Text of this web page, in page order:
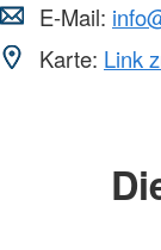
E-Mail:
Karte: Link